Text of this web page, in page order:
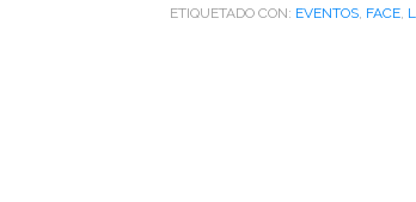
ETIQUETADO CON: EVENTOS, FACE,